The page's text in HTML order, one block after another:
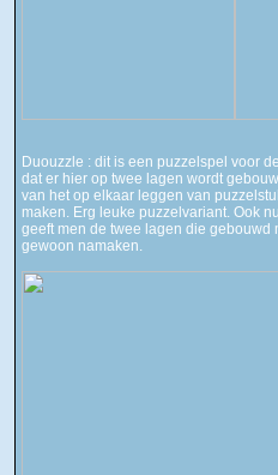
Duouzzle : dit is een puzzelspel voor
dat er hier op twee lagen wordt
van het op elkaar leggen van
maken. Erg leuke puzzelvariant. Ook
geeft men de twee lagen die
gewoon namaken.